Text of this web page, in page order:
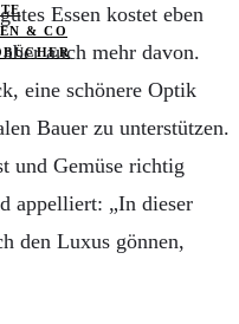
& CO
Essen kostet eben
auch mehr davon.
eine schönere Optik
Bauer zu unterstützen.
und Gemüse richtig
appelliert: „In dieser
den Luxus gönnen,